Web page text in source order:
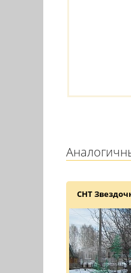
СНТ